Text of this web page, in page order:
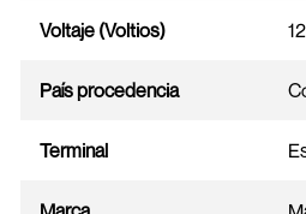
Voltaje (Voltios) 12
País procedencia
Terminal